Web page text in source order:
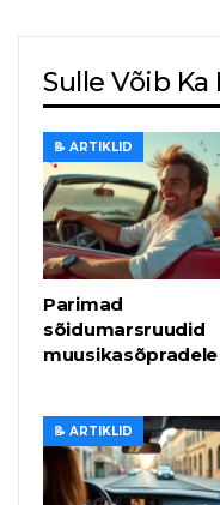
Sulle Võib
📝 ARTIKLID
Parimad
sõidumarsruudid
muusikasõpradele
📝 ARTIKLID